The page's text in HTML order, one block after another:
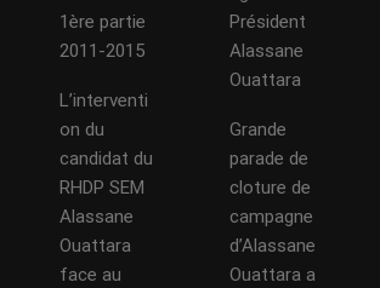
1ère partie
2011-2015
L’interventi
on du
candidat du
RHDP SEM
Alassane
Ouattara
face au
Président
Alassane
Ouattara
Grande
parade de
cloture de
campagne
d’Alassane
Ouattara a